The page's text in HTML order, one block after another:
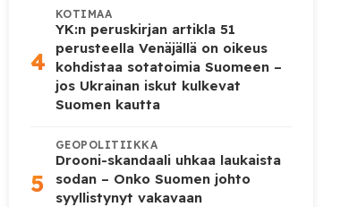
4
KOTIMAA
YK:n peruskirjan artikla 51
perusteella Venäjällä on oikeus
kohdistaa sotatoimia Suomeen –
jos Ukrainan iskut kulkevat
Suomen kautta
5
GEOPOLITIIKKA
Drooni-skandaali uhkaa laukaista
sodan – Onko Suomen johto
syyllistynyt vakavaan